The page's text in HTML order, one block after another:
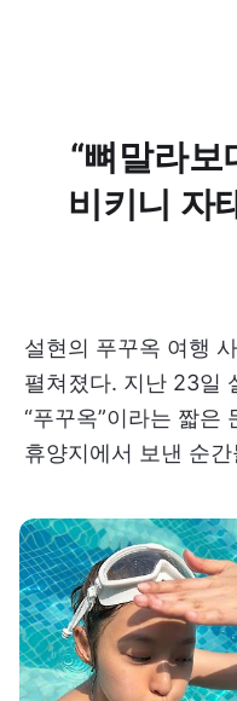
“뼈말라보
비키니 자
설현의 푸꾸옥 여행
펼쳐졌다. 지난 23일
“푸꾸옥”이라는 짧은
휴양지에서 보낸 순